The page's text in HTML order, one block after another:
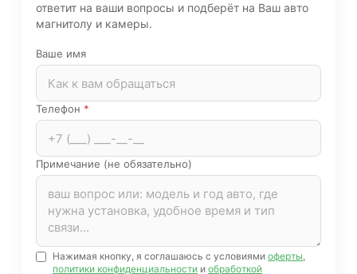
ответит на ваши вопросы и подберёт на Ваш авто
магнитолу и камеры.
Ваше имя
Телефон *
Примечание (не обязательно)
Нажимая кнопку, я соглашаюсь с условиями оферты,
политики конфиденциальности и обработкой